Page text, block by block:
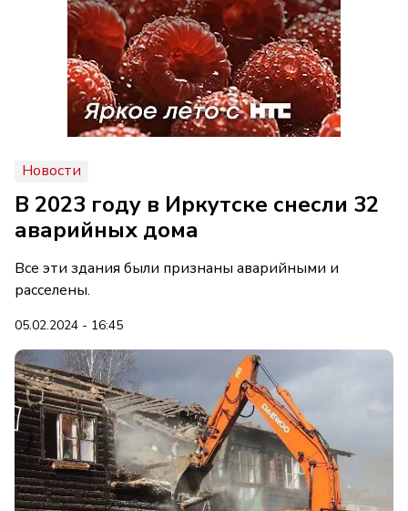
Новости
В 2023 году в Иркутске снесли 32
аварийных дома
Все эти здания были признаны аварийными и
расселены.
05.02.2024 - 16:45